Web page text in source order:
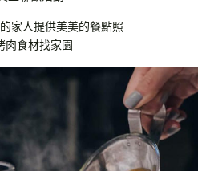
家人提供美美的餐點照
肉食材找家園